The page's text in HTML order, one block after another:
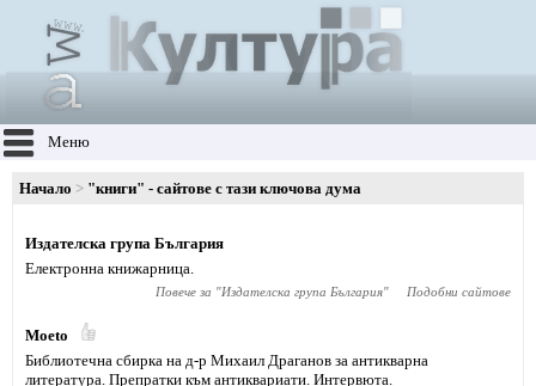
Меню
Начало "книги" - сайтове с тази ключова дума
Издателска група България
Електронна книжарница.
Повече за "Издателска група България" Подобни сайтове
Moeto
Библиотечна сбирка на д-р Михаил Драганов за антикварна
литература. Препратки към антиквариати. Интервюта.